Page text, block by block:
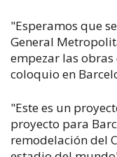
"Esperamos que
General
empezar las
coloquio en
"Este es un
proyecto para
remodelación del